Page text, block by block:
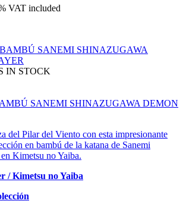
VAT included
IN STOCK
SANEMI SHINAZUGAWA DEMON
del Pilar del Viento con esta impresionante
en bambú de la katana de Sanemi
Kimetsu no Yaiba.
/ Kimetsu no Yaiba